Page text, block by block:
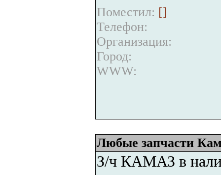
Поместил: []
Телефон:
Организация:
Город:
WWW:
Любые запчасти
З/ч КАМАЗ в